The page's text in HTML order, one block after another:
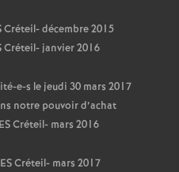
Créteil- décembre 2015
Créteil- janvier 2016
e-s le jeudi 30 mars 2017
notre pouvoir d’achat
Créteil- mars 2016
Créteil- mars 2017